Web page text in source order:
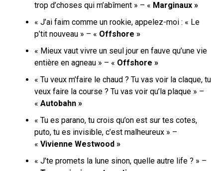
trop d’choses qui m’abîment » – « Marginaux »
« J’ai faim comme un rookie, appelez-moi : « Le
p’tit nouveau » – « Offshore »
« Mieux vaut vivre un seul jour en fauve qu’une vie
entière en agneau » – « Offshore »
« Tu veux m’faire le chaud ? Tu vas voir la claque, tu
veux faire la course ? Tu vas voir qu’la plaque » –
« Autobahn »
« Tu es parano, tu crois qu’on est sur tes cotes,
puto, tu es invisible, c’est malheureux » –
« Vivienne Westwood »
« J’te promets la lune sinon, quelle autre life ? » –